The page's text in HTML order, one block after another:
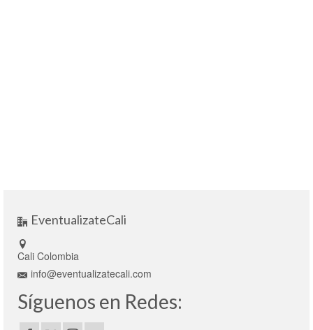
EventualizateCali
Cali Colombia
info@eventualizatecali.com
Síguenos en Redes: